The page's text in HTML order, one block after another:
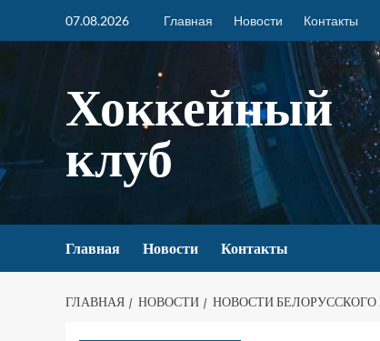
07.08.2026 Главная Новости Контакты
Хоккейный
клуб
Главная Новости Контакты
ГЛАВНАЯ НОВОСТИ НОВОСТИ БЕЛОРУССКОГО